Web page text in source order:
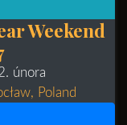
Weekend
února
Poland